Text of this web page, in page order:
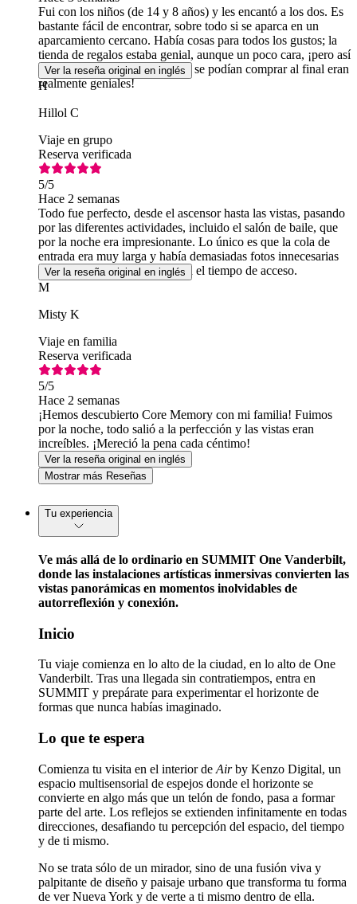
Fui con los niños (de 14 y 8 años) y les encantó a los dos. Es
bastante fácil de encontrar, sobre todo si se aparca en un
aparcamiento cercano. Había cosas para todos los gustos; la
tienda de regalos estaba genial, aunque un poco cara, ¡pero así
es Nueva York! ¡Las fotos que se podían comprar al final eran
realmente geniales!
Ver la reseña original en inglés
H
Hillol C
Viaje en grupo
Reserva verificada
5/5
Hace 2 semanas
Todo fue perfecto, desde el ascensor hasta las vistas, pasando
por las diferentes actividades, incluido el salón de baile, que
por la noche era impresionante. Lo único es que la cola de
entrada era muy larga y había demasiadas fotos innecesarias
antes de entrar, lo que alargaba el tiempo de acceso.
Ver la reseña original en inglés
M
Misty K
Viaje en familia
Reserva verificada
5/5
Hace 2 semanas
¡Hemos descubierto Core Memory con mi familia! Fuimos
por la noche, todo salió a la perfección y las vistas eran
increíbles. ¡Mereció la pena cada céntimo!
Ver la reseña original en inglés
Mostrar más Reseñas
Tu experiencia
Ve más allá de lo ordinario en SUMMIT One Vanderbilt,
donde las instalaciones artísticas inmersivas convierten las
vistas panorámicas en momentos inolvidables de
autorreflexión y conexión.
Inicio
Tu viaje comienza en lo alto de la ciudad, en lo alto de One
Vanderbilt. Tras una llegada sin contratiempos, entra en
SUMMIT y prepárate para experimentar el horizonte de
formas que nunca habías imaginado.
Lo que te espera
Comienza tu visita en el interior de Airby Kenzo Digital, un
espacio multisensorial de espejos donde el horizonte se
convierte en algo más que un telón de fondo, pasa a formar
parte del arte. Los reflejos se extienden infinitamente en todas
direcciones, desafiando tu percepción del espacio, del tiempo
y de ti mismo.
No se trata sólo de un mirador, sino de una fusión viva y
palpitante de diseño y paisaje urbano que transforma tu forma
de ver Nueva York y de verte a ti mismo dentro de ella.